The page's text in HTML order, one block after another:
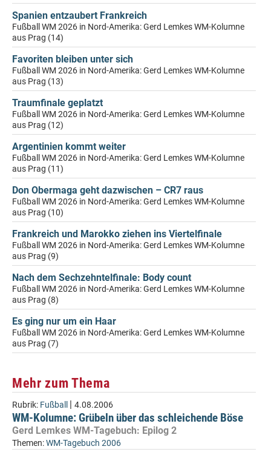
Spanien entzaubert Frankreich
Fußball WM 2026 in Nord-Amerika: Gerd Lemkes WM-Kolumne
aus Prag (14)
Favoriten bleiben unter sich
Fußball WM 2026 in Nord-Amerika: Gerd Lemkes WM-Kolumne
aus Prag (13)
Traumfinale geplatzt
Fußball WM 2026 in Nord-Amerika: Gerd Lemkes WM-Kolumne
aus Prag (12)
Argentinien kommt weiter
Fußball WM 2026 in Nord-Amerika: Gerd Lemkes WM-Kolumne
aus Prag (11)
Don Obermaga geht dazwischen – CR7 raus
Fußball WM 2026 in Nord-Amerika: Gerd Lemkes WM-Kolumne
aus Prag (10)
Frankreich und Marokko ziehen ins Viertelfinale
Fußball WM 2026 in Nord-Amerika: Gerd Lemkes WM-Kolumne
aus Prag (9)
Nach dem Sechzehntelfinale: Body count
Fußball WM 2026 in Nord-Amerika: Gerd Lemkes WM-Kolumne
aus Prag (8)
Es ging nur um ein Haar
Fußball WM 2026 in Nord-Amerika: Gerd Lemkes WM-Kolumne
aus Prag (7)
Mehr zum Thema
Rubrik: Fußball | 4.08.2006
WM-Kolumne: Grübeln über das schleichende Böse
Gerd Lemkes WM-Tagebuch: Epilog 2
Themen:WM-Tagebuch 2006